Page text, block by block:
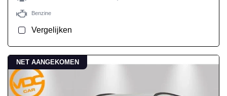
Benzine
Vergelijken
NET AANGEKOMEN